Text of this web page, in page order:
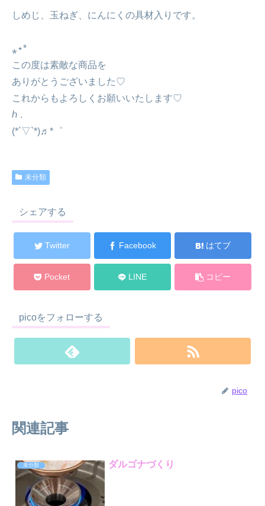
しめじ、玉ねぎ、にんにくの具材入りです。
⁎⋆*
⁡⁡⁡⁡この度は素敵な商品を
ありがとうございました♡
これからもよろしくお願いいたします♡
ℎ .⁡⁡
⁡(*´▽`*)♬*゜
未分類
シェアする
Twitter Facebook はてブ
Pocket LINE コピー
picoをフォローする
pico
関連記事
未分類 ダルゴナづくり